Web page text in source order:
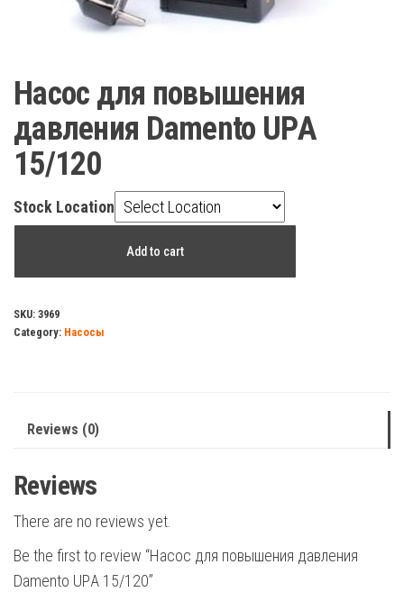
Насос для повышения
давления Damento UPА
15/120
Stock Location
давления
Damento
Add to cart
SKU: 3969
Category: Насосы
Reviews (0)
Reviews
There are no reviews yet.
Be the first to review “Насос для повышения давления
Damento UPА 15/120”